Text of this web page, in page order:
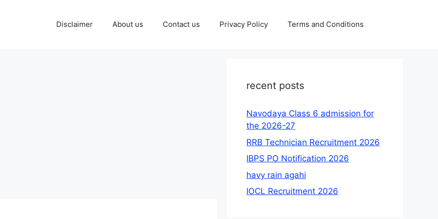
Disclaimer About us Contact us Privacy Policy Terms and Conditions
recent posts
Navodaya Class 6 admission for
the 2026-27
RRB Technician Recruitment 2026
IBPS PO Notification 2026
havy rain agahi
IOCL Recruitment 2026